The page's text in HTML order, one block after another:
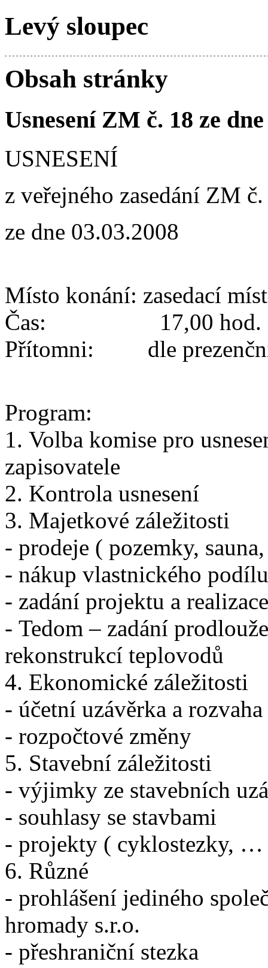
Levý sloupec
Obsah stránky
Usnesení ZM č. 18 ze
USNESENÍ
z veřejného zasedání ZM
ze dne 03.03.2008
Místo konání: zasedací
Čas: 17,00 hod.
Přítomni: dle
Program:
1. Volba komise pro
zapisovatele
2. Kontrola usnesení
3. Majetkové záležitosti
- prodeje ( pozemky,
- nákup vlastnického podílu
- zadání projektu a
- Tedom – zadání
rekonstrukcí teplovodů
4. Ekonomické záležitosti
- účetní uzávěrka a
- rozpočtové změny
5. Stavební záležitosti
- výjimky ze stavebních
- souhlasy se stavbami
- projekty ( cyklostezky, …
6. Různé
- prohlášení jediného
hromady s.r.o.
- přeshraniční stezka